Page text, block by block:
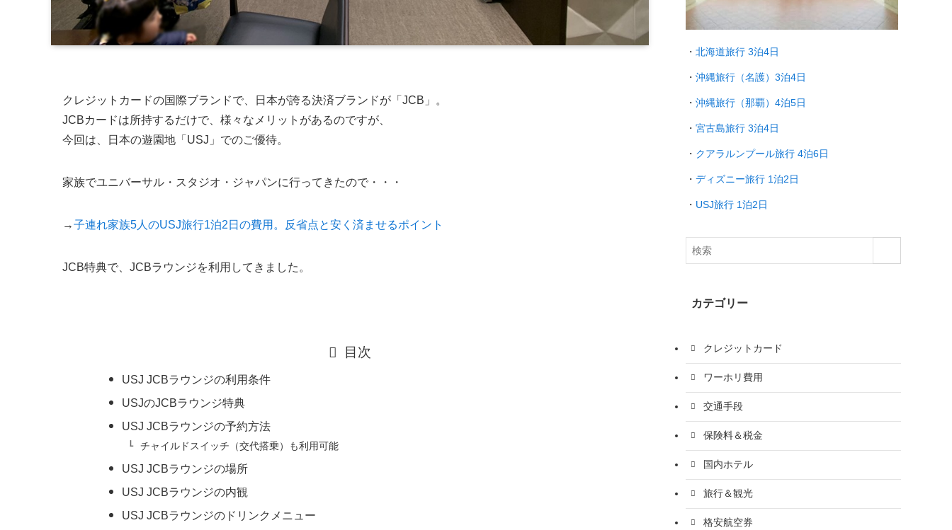
クレジットカードの国際ブランドで、日本が誇る決済ブランドが「JCB」。
JCBカードは所持するだけで、様々なメリットがあるのですが、
今回は、日本の遊園地「USJ」でのご優待。
家族でユニバーサル・スタジオ・ジャパンに行ってきたので・・・
→子連れ家族5人のUSJ旅行1泊2日の費用。反省点と安く済ませるポイント
JCB特典で、JCBラウンジを利用してきました。
目次
USJ JCBラウンジの利用条件
USJのJCBラウンジ特典
USJ JCBラウンジの予約方法
チャイルドスイッチ（交代搭乗）も利用可能
USJ JCBラウンジの場所
USJ JCBラウンジの内観
USJ JCBラウンジのドリンクメニュー
・ 北海道旅行 3泊4日
・ 沖縄旅行（名護）3泊4日
・ 沖縄旅行（那覇）4泊5日
・ 宮古島旅行 3泊4日
・ クアラルンプール旅行 4泊6日
・ ディズニー旅行 1泊2日
・ USJ旅行 1泊2日
カテゴリー
クレジットカード
ワーホリ費用
交通手段
保険料＆税金
国内ホテル
旅行＆観光
格安航空券